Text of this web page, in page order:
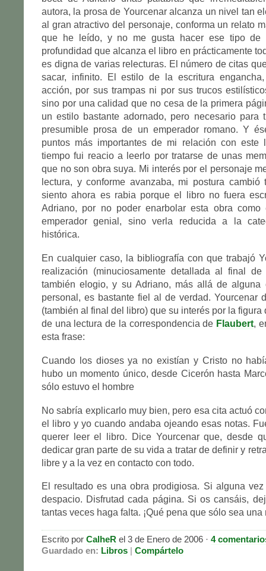
autora, la prosa de Yourcenar alcanza un nivel tan
al gran atractivo del personaje, conforma un relato
que he leído, y no me gusta hacer ese tipo de
profundidad que alcanza el libro en prácticamente
es digna de varias relecturas. El número de citas
sacar, infinito. El estilo de la escritura
acción, por sus trampas ni por sus trucos
sino por una calidad que no cesa de la primera
un estilo bastante adornado, pero necesario para
presumible prosa de un emperador romano. Y
puntos más importantes de mi relación con este
tiempo fui reacio a leerlo por tratarse de unas
que no son obra suya. Mi interés por el personaje
lectura, y conforme avanzaba, mi postura
siento ahora es rabia porque el libro no fuera
Adriano, por no poder enarbolar esta obra
emperador genial, sino verla reducida a la
histórica.
En cualquier caso, la bibliografía con que trabajó
realización (minuciosamente detallada al final
también elogio, y su Adriano, más allá de alguna
personal, es bastante fiel al de verdad. Yourcenar
(también al final del libro) que su interés por la figura
de una lectura de la correspondencia de Flaubert,
esta frase:
Cuando los dioses ya no existían y Cristo no
hubo un momento único, desde Cicerón hasta
sólo estuvo el hombre
No sabría explicarlo muy bien, pero esa cita actuó
el libro y yo cuando andaba ojeando esas notas.
querer leer el libro. Dice Yourcenar que, desde
dedicar gran parte de su vida a tratar de definir y
libre y a la vez en contacto con todo.
El resultado es una obra prodigiosa. Si alguna
despacio. Disfrutad cada página. Si os cansáis,
tantas veces haga falta. ¡Qué pena que sólo sea una
Escrito por CalheR el 3 de Enero de 2006 · 4
Guardado en: Libros | Compártelo